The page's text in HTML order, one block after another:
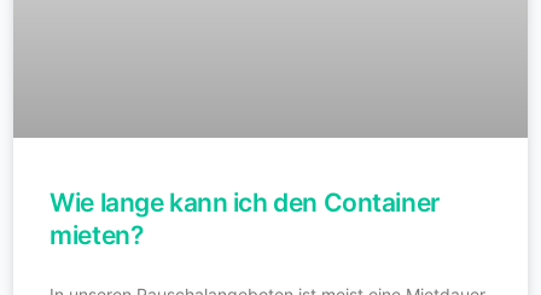
Wie lange kann ich den Container
mieten?